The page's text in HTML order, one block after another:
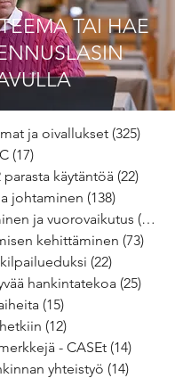
TAI HAE
ja oivallukset (325)
(17)
käytäntöä (22)
johtaminen (138)
ja vuorovaikutus (64)
kehittäminen (73)
(22)
hankintatekoa (25)
(15)
(12)
- CASEt (14)
yhteistyö (14)